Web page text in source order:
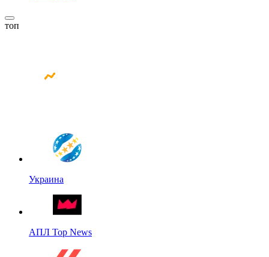
топ
Украина
АПЛ Top News